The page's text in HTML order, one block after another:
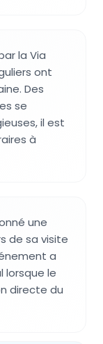
la Via
ont
Des
se
il est
à
une
de sa visite
a
lorsque le
directe du